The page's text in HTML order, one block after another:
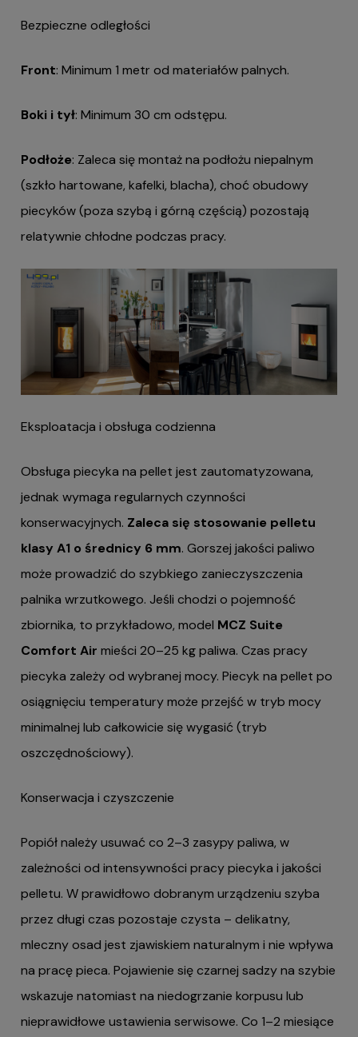
Bezpieczne odległości
Front: Minimum 1 metr od materiałów palnych.
Boki i tył: Minimum 30 cm odstępu.
Podłoże: Zaleca się montaż na podłożu niepalnym
(szkło hartowane, kafelki, blacha), choć obudowy
piecyków (poza szybą i górną częścią) pozostają
relatywnie chłodne podczas pracy.
Eksploatacja i obsługa codzienna
Obsługa piecyka na pellet jest zautomatyzowana,
jednak wymaga regularnych czynności
konserwacyjnych. Zaleca się stosowanie pelletu
klasy A1 o średnicy 6 mm. Gorszej jakości paliwo
może prowadzić do szybkiego zanieczyszczenia
palnika wrzutkowego. Jeśli chodzi o pojemność
zbiornika, to przykładowo, model MCZ Suite
Comfort Air mieści 20–25 kg paliwa. Czas pracy
piecyka zależy od wybranej mocy. Piecyk na pellet po
osiągnięciu temperatury może przejść w tryb mocy
minimalnej lub całkowicie się wygasić (tryb
oszczędnościowy).
Konserwacja i czyszczenie
Popiół należy usuwać co 2–3 zasypy paliwa, w
zależności od intensywności pracy piecyka i jakości
pelletu. W prawidłowo dobranym urządzeniu szyba
przez długi czas pozostaje czysta – delikatny,
mleczny osad jest zjawiskiem naturalnym i nie wpływa
na pracę pieca. Pojawienie się czarnej sadzy na szybie
wskazuje natomiast na niedogrzanie korpusu lub
nieprawidłowe ustawienia serwisowe. Co 1–2 miesiące